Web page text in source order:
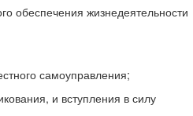
обеспечения жизнедеятельности
самоуправления;
и вступления в силу